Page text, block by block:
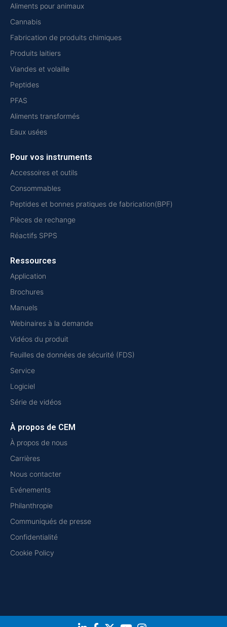
Aliments pour animaux
Cannabis
Fabrication de produits chimiques
Produits laitiers
Viandes et volaille
Peptides
PFAS
Aliments transformés
Eaux usées
Pour vos instruments
Accessoires et outils
Consommables
Peptides et bonnes pratiques de fabrication(BPF)
Pièces de rechange
Réactifs SPPS
Ressources
Application
Brochures
Manuels
Webinaires à la demande
Vidéos du produit
Feuilles de données de sécurité (FDS)
Service
Logiciel
Série de vidéos
À propos de CEM
À propos de nous
Carrières
Nous contacter
Evénements
Philanthropie
Communiqués de presse
Confidentialité
Cookie Policy